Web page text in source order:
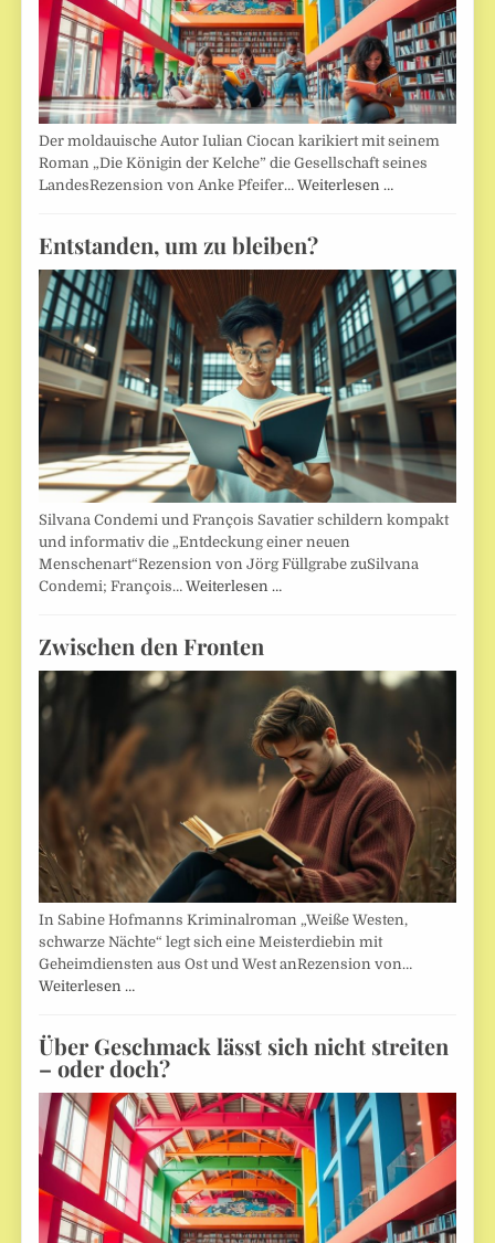
Der moldauische Autor Iulian Ciocan karikiert mit seinem
Roman „Die Königin der Kelche” die Gesellschaft seines
LandesRezension von Anke Pfeifer…Weiterlesen …
Entstanden, um zu bleiben?
Silvana Condemi und François Savatier schildern kompakt
und informativ die „Entdeckung einer neuen
Menschenart“Rezension von Jörg Füllgrabe zuSilvana
Condemi; François…Weiterlesen …
Zwischen den Fronten
In Sabine Hofmanns Kriminalroman „Weiße Westen,
schwarze Nächte“ legt sich eine Meisterdiebin mit
Geheimdiensten aus Ost und West anRezension von…
Weiterlesen …
Über Geschmack lässt sich nicht streiten
– oder doch?